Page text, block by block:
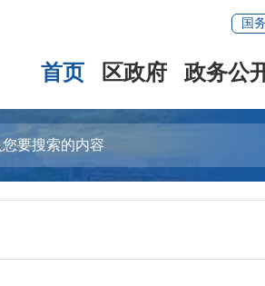
国
首页 区政府 政务公